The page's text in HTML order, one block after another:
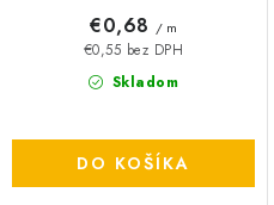
Skladom
€0,55 bez DPH
€0,68 / m
DO KOŠÍKA